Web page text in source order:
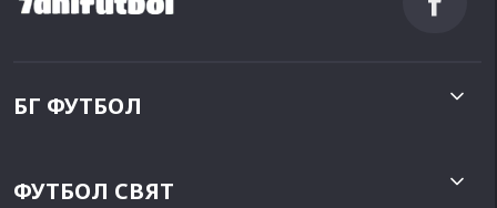
БГ ФУТБОЛ
ФУТБОЛ СВЯТ